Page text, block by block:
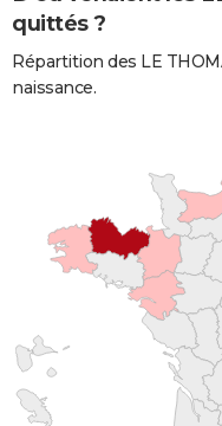
quittés ?
Répartition des LE
naissance.